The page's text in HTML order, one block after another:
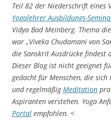
Teil 82 der Niederschrift eines
Yogalehrer Ausbildungs-
Vidya Bad Meinberg. Thema
war „Viveka Chudamani von
die Sanskrit Ausdrücke findest
Dieser Blog ist nicht geeignet
gedacht für Menschen, die
und regelmäßigMeditation
Aspiranten verstehen. Yoga
Portal empfohlen. <